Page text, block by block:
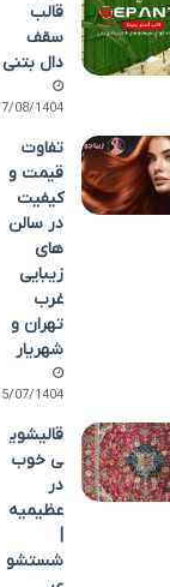
قالب
سقف
دال بتنی
17/08/1404
تفاوت
قیمت و
کیفیت
در سالن
های
زیبایی
غرب
تهران و
شهریار
25/07/1404
قالیشوی
ی خوب
در
عظیمیه
|
شستشو